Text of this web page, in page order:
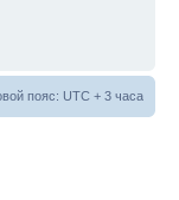
пояс: UTC + 3 часа